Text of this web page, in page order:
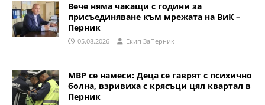
Вече няма чакащи с години за
присъединяване към мрежата на ВиК –
Перник
05.08.2026 Eкип ЗаПерник
МВР се намеси: Деца се гаврят с психично
болна, взривиха с крясъци цял квартал в
Перник